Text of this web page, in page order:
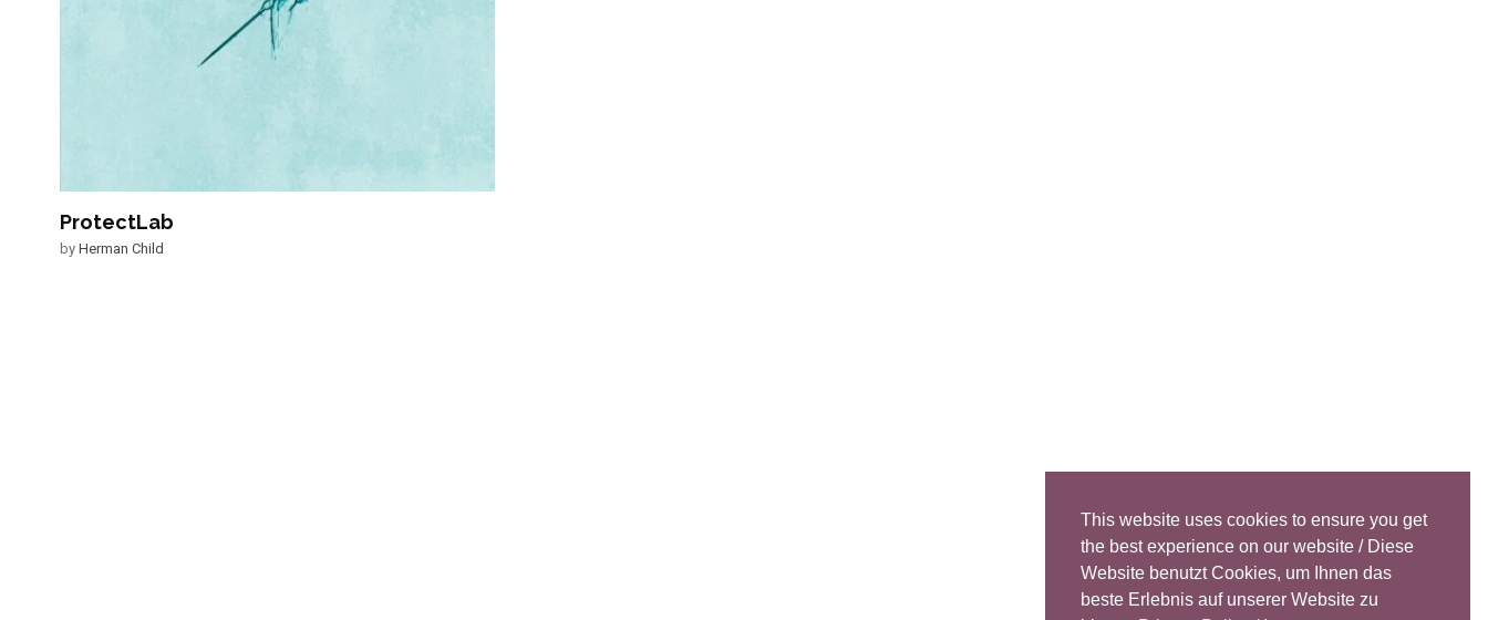
ProtectLab
by Herman Child
This website uses cookies to ensure you get
the best experience on our website / Diese
Website benutzt Cookies, um Ihnen das
beste Erlebnis auf unserer Website zu